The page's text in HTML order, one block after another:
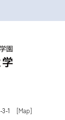
3-1 [Map]